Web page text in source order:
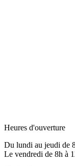
Heures d'ouverture
Du lundi au jeudi de
Le vendredi de 8h à